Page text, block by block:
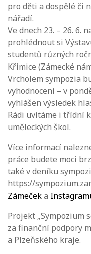
pro děti a dospělé či
nářadí.
Ve dnech 23. – 26. 6.
prohlédnout si
studentů různých
Křimice (Zámecké
Vrcholem sympozia
vyhodnocení – v
vyhlášen výsledek
Rádi uvítáme i třídní
uměleckých škol.
Více informací
práce budete moci
také v deníku
https://
Zámečeka
Projekt „Sympozium
za finanční podpory
a Plzeňského kraje.